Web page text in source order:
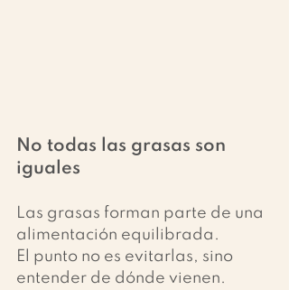
No todas las grasas son
iguales
Las grasas forman parte de una
alimentación equilibrada.
El punto no es evitarlas, sino
entender de dónde vienen.